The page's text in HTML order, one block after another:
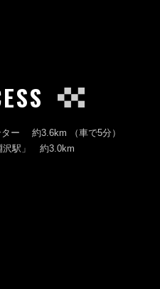
ー 約3.6km （車で5分）
沢駅」 約3.0km